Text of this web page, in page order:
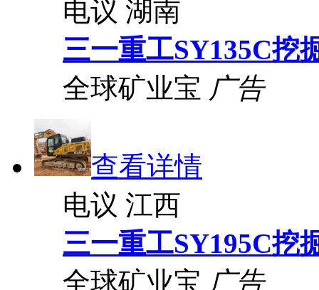
电议 湖南
三一重工SY135C挖
全球矿业宝 广告
查看详情
电议 江西
三一重工SY195C挖
全球矿业宝 广告